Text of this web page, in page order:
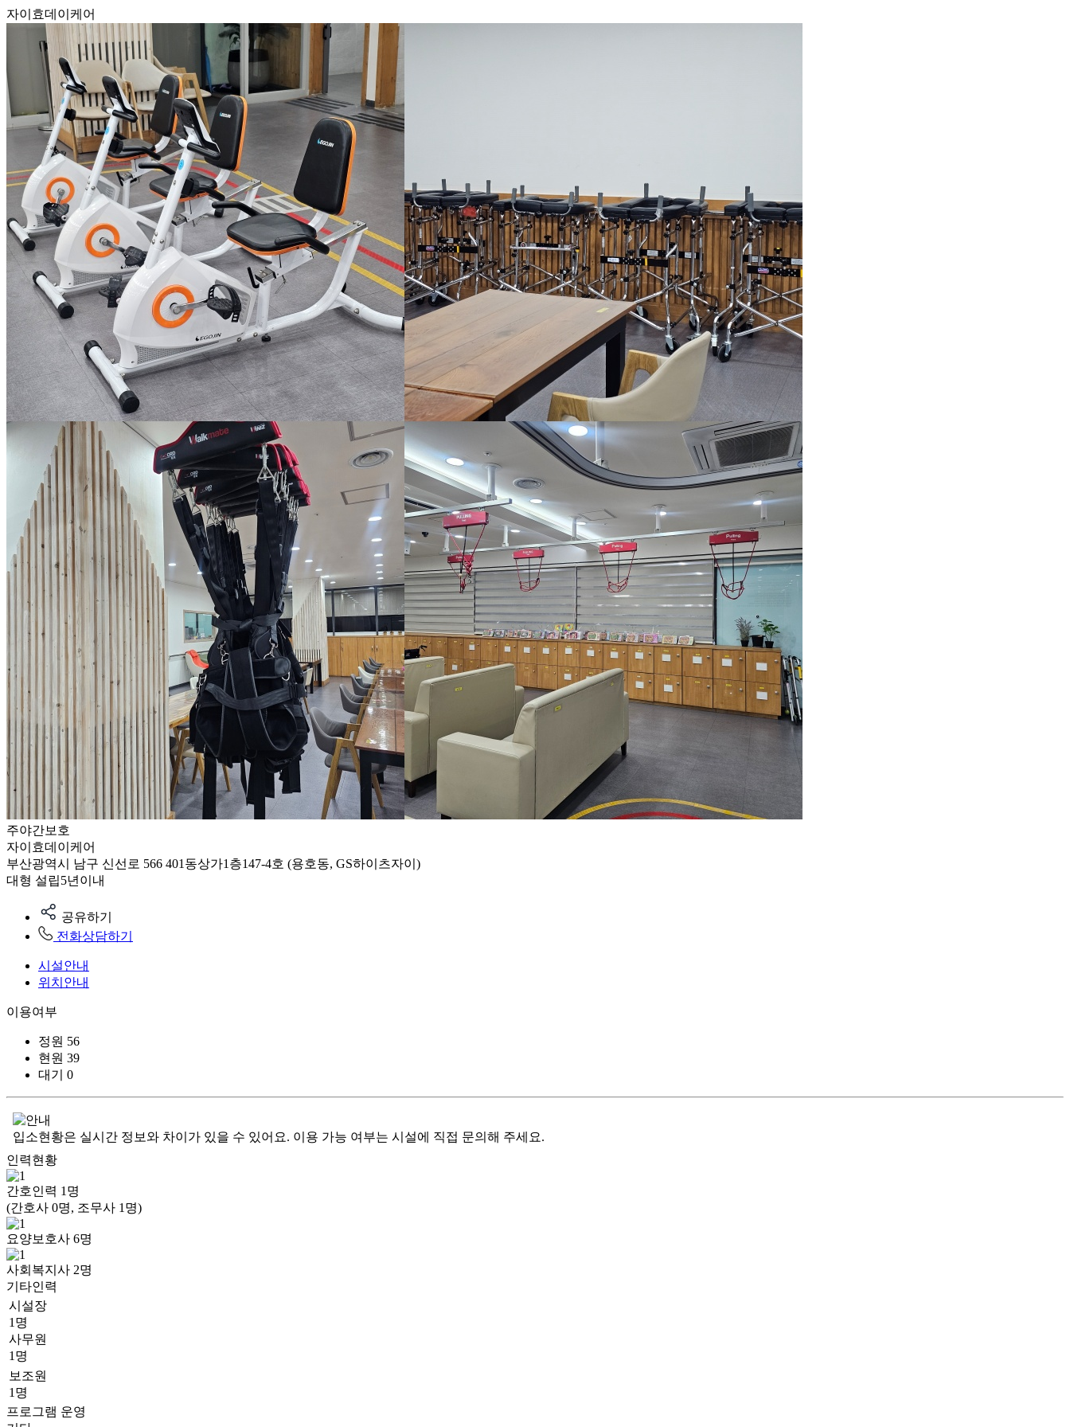
자이효데이케어
주야간보호
자이효데이케어
부산광역시 남구 신선로 566 401동상가1층147-4호 (용호동, GS하이츠자이)
대형 설립5년이내
공유하기
전화상담하기
시설안내
위치안내
이용여부
정원 56
현원 39
대기
0
입소현황은 실시간 정보와 차이가 있을 수 있어요. 이용 가능 여부는 시설에 직접 문의해 주세요.
인력현황
간호인력 1 명
(간호사 0명, 조무사 1명)
요양보호사 6명
사회복지사 2명
기타인력
시설장
1명
사무원
1명
보조원
1명
프로그램 운영